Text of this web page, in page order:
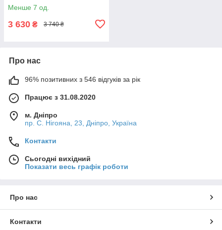
Менше 7 од.
3 630 ₴ 3 740 ₴
Про нас
96% позитивних з 546 відгуків за рік
Працює з 31.08.2020
м. Дніпро
пр. С. Нігояна, 23, Дніпро, Україна
Контакти
Сьогодні вихідний
Показати весь графік роботи
Про нас
Контакти